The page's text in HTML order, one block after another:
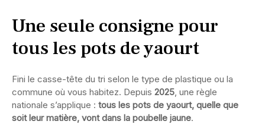
Une seule consigne pour
tous les pots de yaourt
Fini le casse-tête du tri selon le type de plastique ou la
commune où vous habitez. Depuis 2025, une règle
nationale s’applique : tous les pots de yaourt, quelle que
soit leur matière, vont dans la poubelle jaune.